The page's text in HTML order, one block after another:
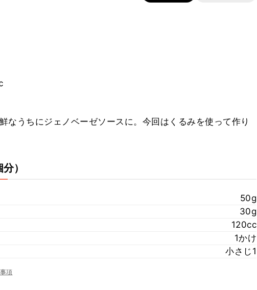
なうちにジェノベーゼソースに。今回はくるみを使って作り
）
50g
30g
120cc
1かけ
小さじ1
項